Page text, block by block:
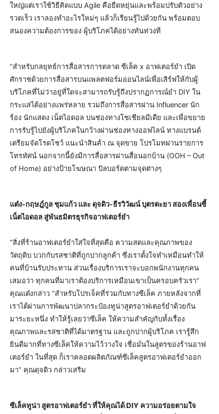
ใหญ่แต่เราใช้วิธีคิดแบบ Agile คือยืดหยุ่นและพร้อมปรับตัวอย่าง
รวดเร็ว เราลองทำอะไรใหม่ๆ แล้วก็เรียนรู้ไปด้วยกัน พร้อมตอบ
สนองความต้องการของ ผู้บริโภคได้อย่างทันท่วงที
“สำหรับกลยุทธ์การสื่อสารการตลาด ซีเล็ค x อาฟเตอร์ยำ เปิด
ศักราชด้วยการสื่อสารบนแพลตฟอร์มออนไลน์เพื่อเสิร์ฟให้กับผู้
บริโภคที่ไม่ว่าอยู่ที่ใดจะสามารถรับรู้ถึงปรากฏการณ์ยำ DIY ใน
กระแสได้อย่างแพร่หลาย รวมถึงการสื่อสารผ่าน Influencer นัก
ร้อง นักแสดง เน็ตไอดอล บนช่องทางโซเชียลมีเดีย และเพื่อขยาย
การรับรู้ไปยังผู้บริโภคในกว้างผ่านช่องทางออฟไลน์ ทางแบรนด์
เตรียมจัดโรดโชว์ แนะนำสินค้า ณ จุดขาย โปรโมทผ่านรายการ
โทรทัศน์ นอกจากนี้ยังมีการสื่อสารผ่านสื่อนอกบ้าน (OOH – Out
of Home) อย่างป้ายโฆษณา บิลบอร์ดตามจุดต่างๆ
แต๋ง-กฤษฎ์กูล ชุมแก้ว และ ดุจดิว-ธีรวิวัฒน์ บุตรตะยา สองเพื่อนซี้
เน็ตไอดอล สู่พันธมิตรธุรกิจอาฟเตอร์ยำ
“สิ่งที่ร้านอาฟเตอร์ยำใส่ใจที่สุดคือ ความสดและคุณภาพของ
วัตถุดิบ บวกกับรสชาติที่ถูกปากลูกค้า ซึ่งเราตั้งใจทำเหมือนทำให้
คนที่บ้านรับประทาน ส่วนเรื่องบริการเราจะบอกพนักงานทุกคน
เสมอว่า ทุกคนที่มาเราต้องบริการเหมือนเขาเป็นครอบครัวเรา”
คุณแต๋งกล่าว “สำหรับโปรเจ็คที่ร่วมกับทางซีเล็ค ภายหลังจากที่
เราได้ผ่านการพัฒนาปลากระป๋องทูน่าสูตรอาฟเตอร์ยำด้วยกัน
มาระยะหนึ่ง ทำให้รู้เลยว่าซีเล็ค ให้ความสำคัญกับทั้งเรื่อง
คุณภาพและรสชาติที่ได้มาตรฐาน และถูกปากผู้บริโภค เรารู้สึก
ยินดีมากที่ทางซีเล็คให้ความไว้วางใจ เชื่อมั่นในสูตรของร้านอาฟ
เตอร์ยำ ในที่สุด ก็เราคลอดผลิตภัณฑ์ซีเล็คสูตรอาฟเตอร์ยำออก
มา” คุณดุจดิว กล่าวเสริม
ซีเล็คทูน่า สูตรอาฟเตอร์ยำ ที่ให้คุณได้ DIY ความอร่อยตามใจ